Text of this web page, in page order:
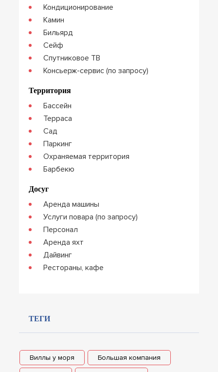
Кондиционирование
Камин
Бильярд
Сейф
Спутниковое ТВ
Консьерж-сервис (по запросу)
Территория
Бассейн
Терраса
Сад
Паркинг
Охраняемая территория
Барбекю
Досуг
Аренда машины
Услуги повара (по запросу)
Персонал
Аренда яхт
Дайвинг
Рестораны, кафе
ТЕГИ
Виллы у моря Большая компания